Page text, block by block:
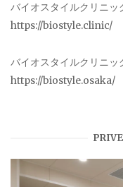
バイオスタイルクリニッ
https://biostyle.clinic/
バイオスタイルクリニッ
https://biostyle.osaka/